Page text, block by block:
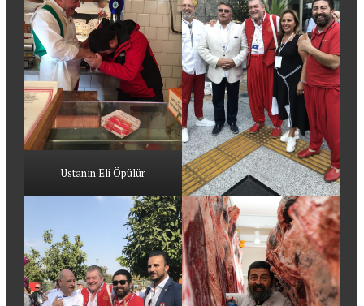
Ustanın Eli Öpülür